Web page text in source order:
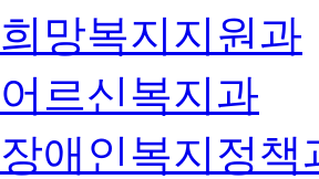
희망복지지원과
어르신복지과
장애인복지정책